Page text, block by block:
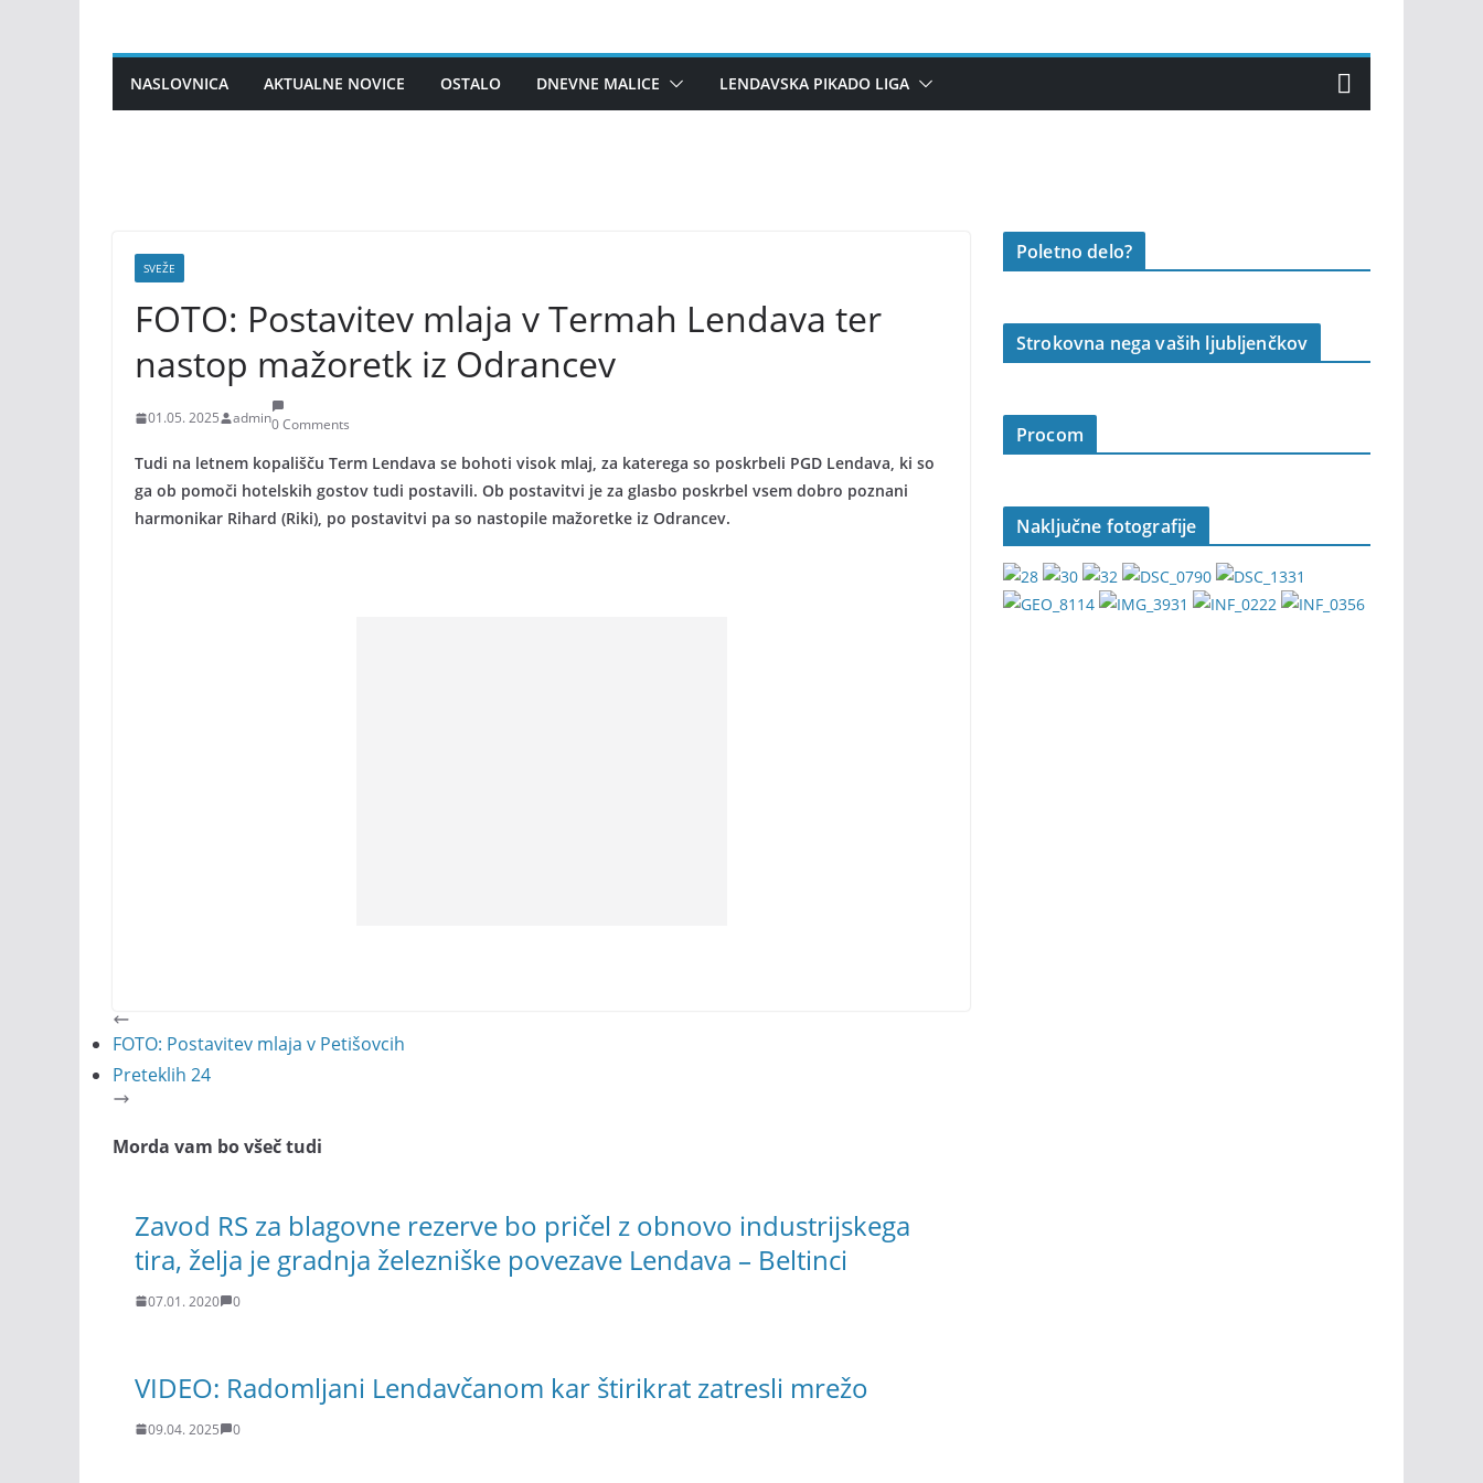
contentNASLOVNICA AKTUALNE NOVICE OSTALO DNEVNE MALICE LENDAVSKA PIKADO LIGA
SVEŽE
FOTO: Postavitev mlaja v Termah Lendava ter
nastop mažoretk iz Odrancev
01.05. 2025 admin0 Comments
Tudi na letnem kopališču Term Lendava se bohoti visok mlaj, za katerega so poskrbeli PGD Lendava, ki so
ga ob pomoči hotelskih gostov tudi postavili. Ob postavitvi je za glasbo poskrbel vsem dobro poznani
harmonikar Rihard (Riki), po postavitvi pa so nastopile mažoretke iz Odrancev.
FOTO: Postavitev mlaja v Petišovcih
Preteklih 24
Morda vam bo všeč tudi
Zavod RS za blagovne rezerve bo pričel z obnovo industrijskega
tira, želja je gradnja železniške povezave Lendava – Beltinci
07.01. 2020 0
VIDEO: Radomljani Lendavčanom kar štirikrat zatresli mrežo
09.04. 2025 0
Poletno delo?
Strokovna nega vaših ljubljenčkov
Procom
Naključne fotografije